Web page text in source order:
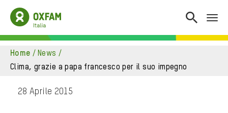
home / news /
clima, grazie a papa francesco per il suo impegno
28 Aprile 2015